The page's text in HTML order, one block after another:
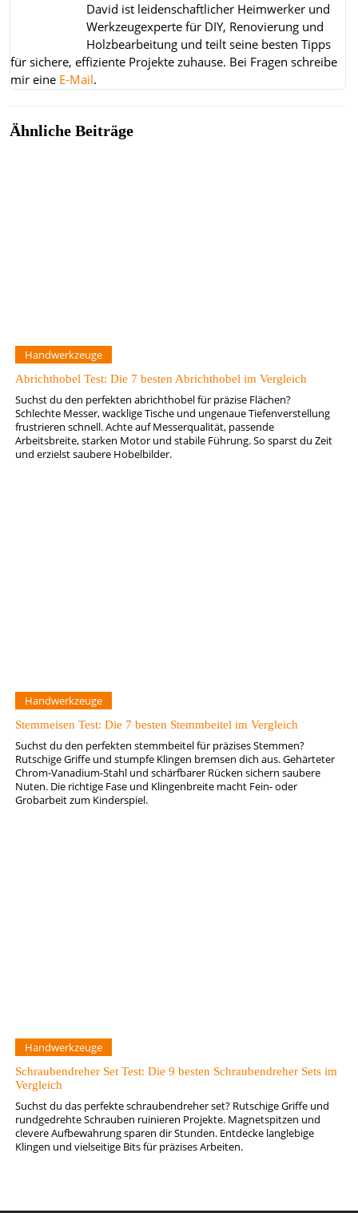
David ist leidenschaftlicher Heimwerker und
Werkzeugexperte für DIY, Renovierung und
Holzbearbeitung und teilt seine besten Tipps
für sichere, effiziente Projekte zuhause. Bei Fragen schreibe
mir eine E-Mail.
Ähnliche Beiträge
Handwerkzeuge
Abrichthobel Test: Die 7 besten Abrichthobel im Vergleich
Suchst du den perfekten abrichthobel für präzise Flächen?
Schlechte Messer, wacklige Tische und ungenaue Tiefenverstellung
frustrieren schnell. Achte auf Messerqualität, passende
Arbeitsbreite, starken Motor und stabile Führung. So sparst du Zeit
und erzielst saubere Hobelbilder.
Handwerkzeuge
Stemmeisen Test: Die 7 besten Stemmbeitel im Vergleich
Suchst du den perfekten stemmbeitel für präzises Stemmen?
Rutschige Griffe und stumpfe Klingen bremsen dich aus. Gehärteter
Chrom-Vanadium-Stahl und schärfbarer Rücken sichern saubere
Nuten. Die richtige Fase und Klingenbreite macht Fein- oder
Grobarbeit zum Kinderspiel.
Handwerkzeuge
Schraubendreher Set Test: Die 9 besten Schraubendreher Sets im
Vergleich
Suchst du das perfekte schraubendreher set? Rutschige Griffe und
rundgedrehte Schrauben ruinieren Projekte. Magnetspitzen und
clevere Aufbewahrung sparen dir Stunden. Entdecke langlebige
Klingen und vielseitige Bits für präzises Arbeiten.